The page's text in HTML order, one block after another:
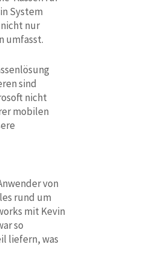
System
nur
umfasst.
sind
nicht
mobilen
von
rund um
mit Kevin
so
liefern, was